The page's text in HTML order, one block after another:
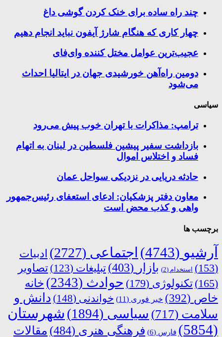
چند راه‌ ساده برای خنک کردن گوشی داغ
چهار کاری که هنگام شارژ آیفون نباید انجام دهیم
عجیب‌ترین عوامل مختل کننده وای‌فای
دومین راه‌آهن خورشیدی جهان در ایتالیا احداث
می‌شود
سیاسی
ترامپ: مذاکرات با تهران خوب پیش می‌رود
بازداشت سفیر پیشین فلسطین در لبنان به اتهام
فساد و اختلاس اموال
حادثه دریایی در نزدیکی سواحل عمان
معاون دفتر پزشکیان: ادعای استعفای رئیس‌جمهور
واهی و کذب محض است
برچسب ها
آرشیو (4743) اجتماعی (2727)
ادبیات
(153)
استخدام (2) بازار (403) تبلیغات (123)
تصاویر
(165)
تکنولوژی (179) حوادث (2343)
خانه
خاص (392) خبر فوری (11) خواندنی (148)
دانش و
سلامت (717) سیاسی (1894)
شهرستان
(5854)
فارس (6) فرهنگی هنری (484)
مقالات